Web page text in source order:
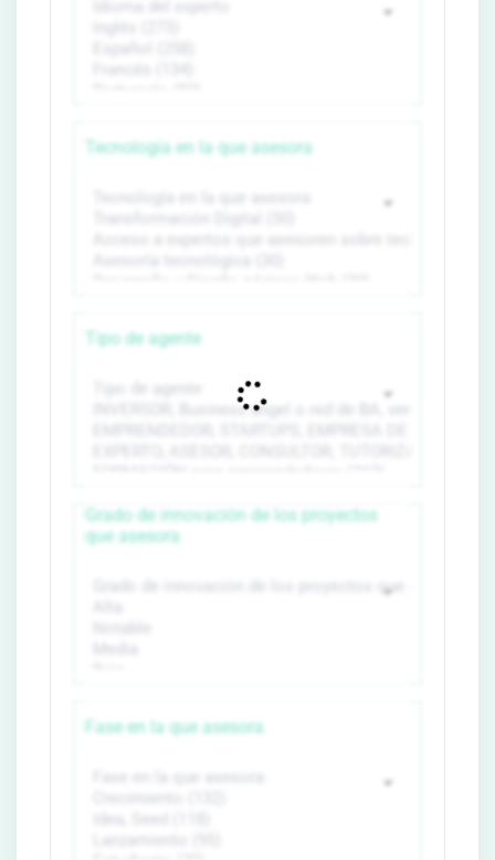
Tecnología en la que asesora
Tipo de agente
Grado de innovación de los proyectos
que asesora
Fase en la que asesora